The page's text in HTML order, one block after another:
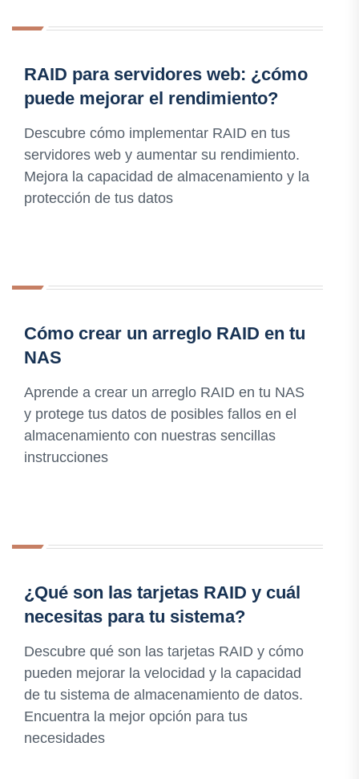
RAID para servidores web: ¿cómo
puede mejorar el rendimiento?
Descubre cómo implementar RAID en tus
servidores web y aumentar su rendimiento.
Mejora la capacidad de almacenamiento y la
protección de tus datos
Cómo crear un arreglo RAID en tu
NAS
Aprende a crear un arreglo RAID en tu NAS
y protege tus datos de posibles fallos en el
almacenamiento con nuestras sencillas
instrucciones
¿Qué son las tarjetas RAID y cuál
necesitas para tu sistema?
Descubre qué son las tarjetas RAID y cómo
pueden mejorar la velocidad y la capacidad
de tu sistema de almacenamiento de datos.
Encuentra la mejor opción para tus
necesidades